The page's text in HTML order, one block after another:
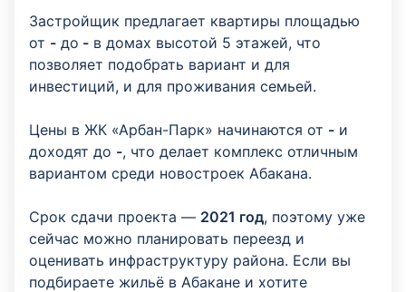
Застройщик предлагает квартиры площадью
от - до - в домах высотой 5 этажей, что
позволяет подобрать вариант и для
инвестиций, и для проживания семьей.
Цены в ЖК «Арбан-Парк» начинаются от - и
доходят до -, что делает комплекс отличным
вариантом среди новостроек Абакана.
Срок сдачи проекта — 2021 год, поэтому уже
сейчас можно планировать переезд и
оценивать инфраструктуру района. Если вы
подбираете жильё в Абакане и хотите